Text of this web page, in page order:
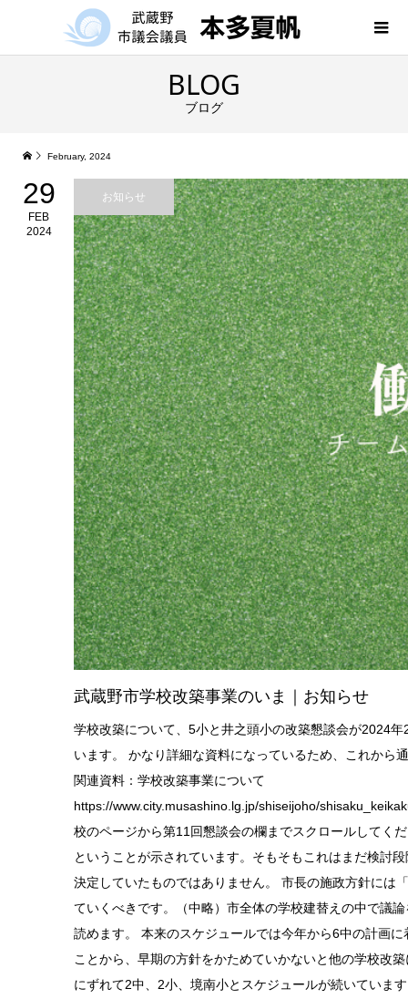
BLOG
ブログ
February, 2024
29
FEB
2024
お知らせ
武蔵野市学校改築事業のいま｜お知らせ
学校改築について、5小と井之頭小の改築懇談会が2024
います。 かなり詳細な資料になっているため、これか
関連資料：学校改築事業について
https://www.city.musashino.lg.jp/shiseijoho/
校のページから第11回懇談会の欄までスクロールしてく
ということが示されています。そもそもこれはまだ検討
決定していたものではありません。 市長の施政方針には
ていくべきです。（中略）市全体の学校建替えの中で議
読めます。 本来のスケジュールでは今年から6中の計画
ことから、早期の方針をかためていかないと他の学校改
にずれて2中、2小、境南小とスケジュールが続いていま